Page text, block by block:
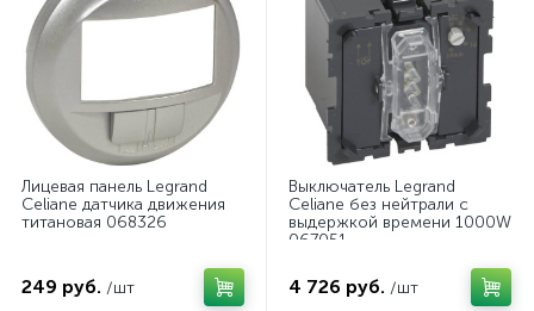
Лицевая панель Legrand
Celiane датчика движения
титановая 068326
249 руб. /шт
Выключатель Legrand
Celiane без нейтрали с
выдержкой времени 1000W
067051
4 726 руб. /шт